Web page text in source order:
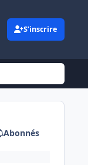
S’inscrire
Abonnés